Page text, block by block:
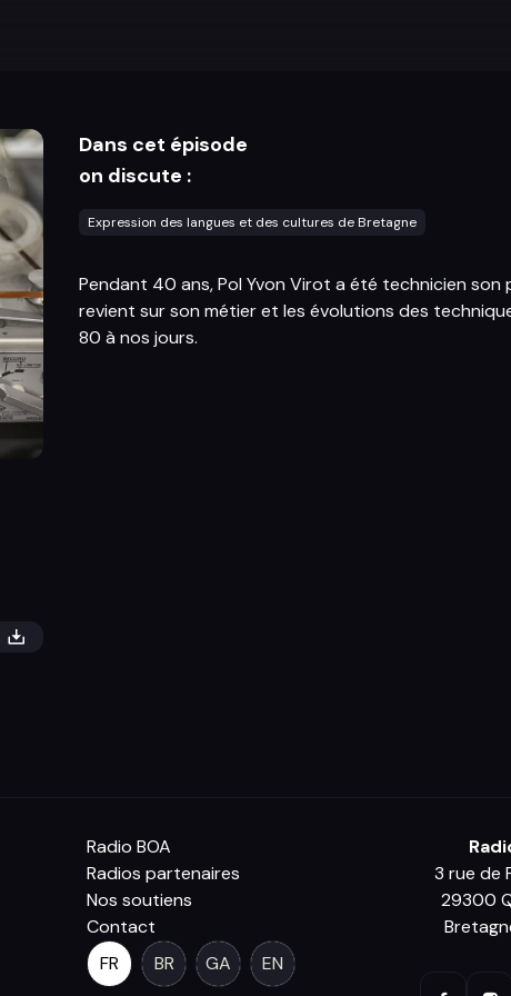
Dans cet épisode
on discute :
Expression des langues et des cultures de Bretagne
Pendant 40 ans, Pol Yvon Virot a été technicien son
revient sur son métier et les évolutions des
80 à nos jours.
Radio BOA
Radios partenaires
Nos soutiens
Contact
FR
BR GA EN
3 rue de
29300